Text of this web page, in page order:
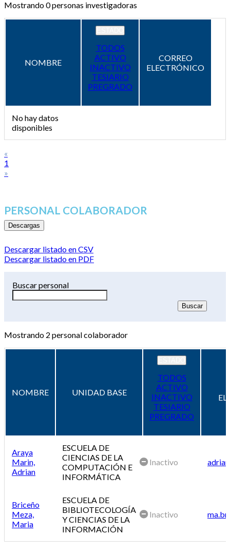
Mostrando0personas investigadoras
NOMBRE
TODOS
ACTIVO
INACTIVO
TESIARIO
PREGRADO
CORREO
ELECTRÓNICO
No hay datos
disponibles
«
1
»
PERSONAL COLABORADOR
Descargas
Descargar listado en CSV
Descargar listado en PDF
Buscar personal
Mostrando 2 personal colaborador
NOMBRE UNIDAD BASE
TODOS
ACTIVO
INACTIVO
TESIARIO
PREGRADO
Araya
Marin,
Adrian
ESCUELA DE
CIENCIAS DE LA
COMPUTACIÓN E
INFORMÁTICA
Inactivo
Briceño
Meza,
Maria
ESCUELA DE
BIBLIOTECOLOGÍA
Y CIENCIAS DE LA
INFORMACIÓN
Inactivo